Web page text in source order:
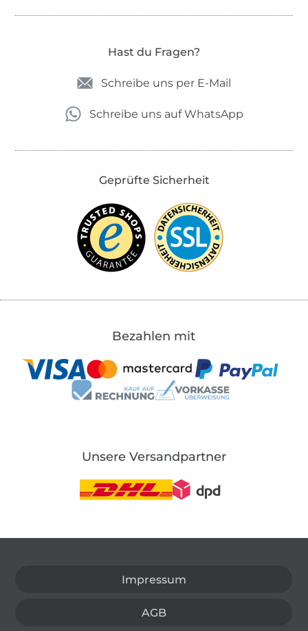
Hast du Fragen?
Schreibe uns per E-Mail
Schreibe uns auf WhatsApp
Geprüfte Sicherheit
Bezahlen mit
Unsere Versandpartner
Impressum
AGB